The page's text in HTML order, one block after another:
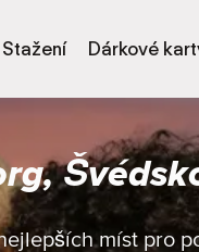
Stažení Dárkové
míst pro